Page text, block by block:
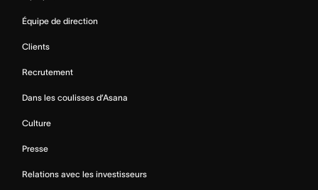
Équipe de direction
Clients
Recrutement
Dans les coulisses d’Asana
Culture
Presse
Relations avec les investisseurs